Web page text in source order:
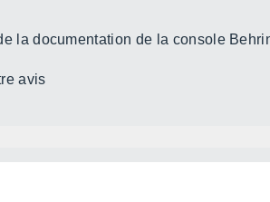
la documentation de la console
avis